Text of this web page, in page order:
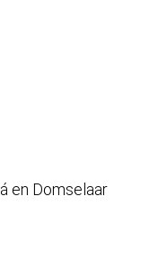
en Domselaar